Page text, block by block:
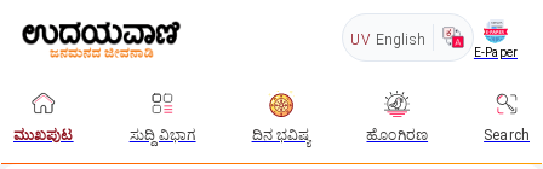
UV English
E-Paper
ಮುಖಪುಟ ಸುದ್ದಿ ವಿಭಾಗ ದಿನ ಭವಿಷ್ಯ ಹೊಂಗಿರಣ Search